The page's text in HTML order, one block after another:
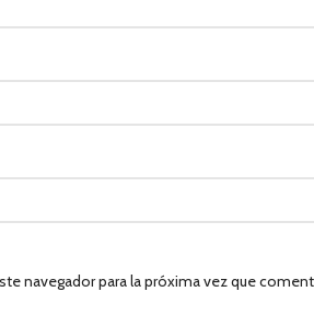
navegador para la próxima vez que